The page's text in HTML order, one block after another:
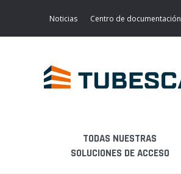
Noticias Centro de documentación
TODAS NUESTRAS
SOLUCIONES DE ACCESO